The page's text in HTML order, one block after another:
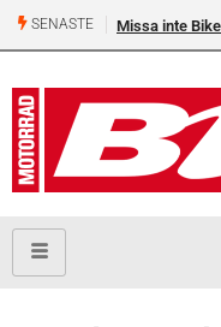
SENASTE Missa inte